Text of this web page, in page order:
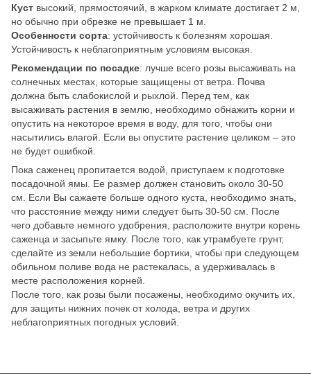
Куст высокий, прямостоячий, в жарком климате достигает 2 м,
но обычно при обрезке не превышает 1 м.
Особенности сорта: устойчивость к болезням хорошая.
Устойчивость к неблагоприятным условиям высокая.
Рекомендации по посадке: лучше всего розы высаживать на
солнечных местах, которые защищены от ветра. Почва
должна быть слабокислой и рыхлой. Перед тем, как
высаживать растения в землю, необходимо обнажить корни и
опустить на некоторое время в воду, для того, чтобы они
насытились влагой. Если вы опустите растение целиком – это
не будет ошибкой.
Пока саженец пропитается водой, приступаем к подготовке
посадочной ямы. Ее размер должен становить около 30-50
см. Если Вы сажаете больше одного куста, необходимо знать,
что расстояние между ними следует быть 30-50 см. После
чего добавьте немного удобрения, расположите внутри корень
саженца и засыпьте ямку. После того, как утрамбуете грунт,
сделайте из земли небольшие бортики, чтобы при следующем
обильном поливе вода не растекалась, а удерживалась в
месте расположения корней.
После того, как розы были посажены, необходимо окучить их,
для защиты нижних почек от холода, ветра и других
неблагоприятных погодных условий.